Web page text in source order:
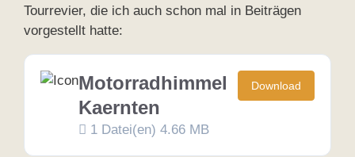
Tourrevier, die ich auch schon mal in Beiträgen
vorgestellt hatte:
Motorradhimmel
Kaernten
1 Datei(en) 4.66 MB
Download